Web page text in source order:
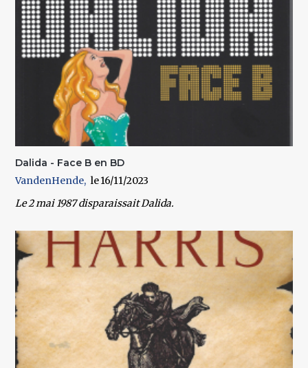
Dalida - Face B en BD
VandenHende
16/11/2023
Le 2 mai 1987 disparaissait Dalida.